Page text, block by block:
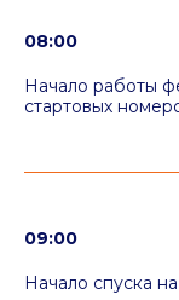
08:00
Начало работы
стартовых
09:00
Начало спуска